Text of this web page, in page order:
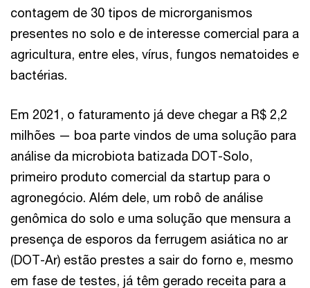
contagem de 30 tipos de microrganismos
presentes no solo e de interesse comercial para a
agricultura, entre eles, vírus, fungos nematoides e
bactérias.
Em 2021, o faturamento já deve chegar a R$ 2,2
milhões — boa parte vindos de uma solução para
análise da microbiota batizada DOT-Solo,
primeiro produto comercial da startup para o
agronegócio. Além dele, um robô de análise
genômica do solo e uma solução que mensura a
presença de esporos da ferrugem asiática no ar
(DOT-Ar) estão prestes a sair do forno e, mesmo
em fase de testes, já têm gerado receita para a